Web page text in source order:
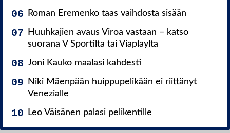
Roman Eremenko taas vaihdosta sisään
Huuhkajien avaus Viroa vastaan – katso
suorana V Sportilta tai Viaplaylta
Joni Kauko maalasi kahdesti
Niki Mäenpään huippupelikään ei riittänyt
Venezialle
Leo Väisänen palasi pelikentille